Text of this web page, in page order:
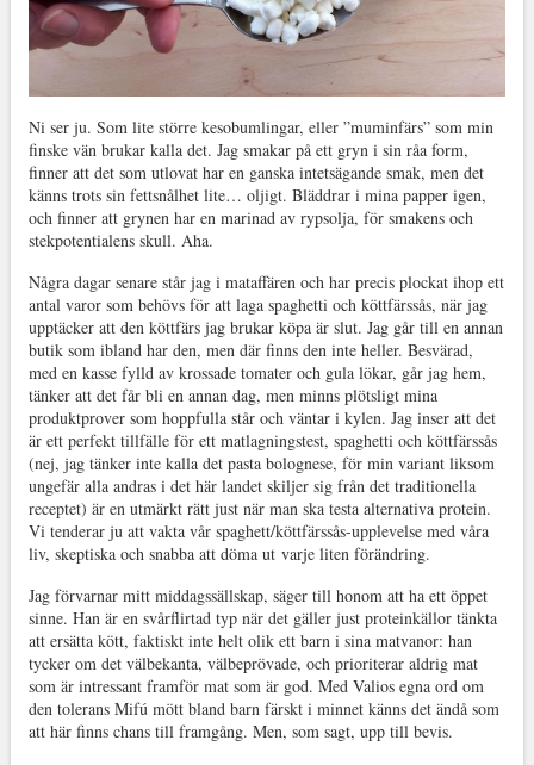
Ni ser ju. Som lite större kesobumlingar, eller ”muminfärs” som min
finske vän brukar kalla det. Jag smakar på ett gryn i sin råa form,
finner att det som utlovat har en ganska intetsägande smak, men det
känns trots sin fettsnålhet lite… oljigt. Bläddrar i mina papper igen,
och finner att grynen har en marinad av rypsolja, för smakens och
stekpotentialens skull. Aha.
Några dagar senare står jag i mataffären och har precis plockat ihop ett
antal varor som behövs för att laga spaghetti och köttfärssås, när jag
upptäcker att den köttfärs jag brukar köpa är slut. Jag går till en annan
butik som ibland har den, men där finns den inte heller. Besvärad,
med en kasse fylld av krossade tomater och gula lökar, går jag hem,
tänker att det får bli en annan dag, men minns plötsligt mina
produktprover som hoppfulla står och väntar i kylen. Jag inser att det
är ett perfekt tillfälle för ett matlagningstest, spaghetti och köttfärssås
(nej, jag tänker inte kalla det pasta bolognese, för min variant liksom
ungefär alla andras i det här landet skiljer sig från det traditionella
receptet) är en utmärkt rätt just när man ska testa alternativa protein.
Vi tenderar ju att vakta vår spaghett/köttfärssås-upplevelse med våra
liv, skeptiska och snabba att döma ut varje liten förändring.
Jag förvarnar mitt middagssällskap, säger till honom att ha ett öppet
sinne. Han är en svårflirtad typ när det gäller just proteinkällor tänkta
att ersätta kött, faktiskt inte helt olik ett barn i sina matvanor: han
tycker om det välbekanta, välbeprövade, och prioriterar aldrig mat
som är intressant framför mat som är god. Med Valios egna ord om
den tolerans Mifú mött bland barn färskt i minnet känns det ändå som
att här finns chans till framgång. Men, som sagt, upp till bevis.